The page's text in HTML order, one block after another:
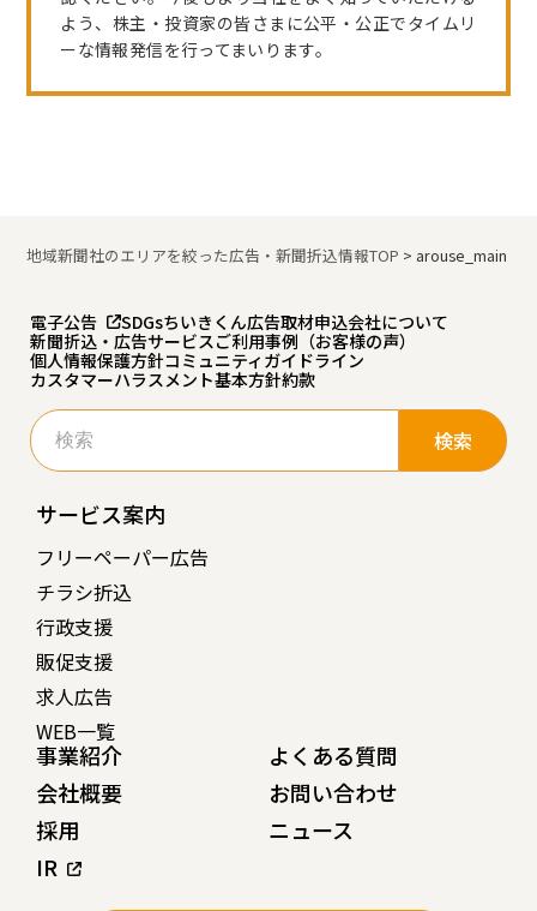
よう、株主・投資家の皆さまに公平・公正でタイムリ
ーな情報発信を行ってまいります。
地域新聞社のエリアを絞った広告・新聞折込情報TOP > arouse_main
電子公告 SDGsちいきくん広告取材申込会社について
新聞折込・広告サービスご利用事例（お客様の声）
個人情報保護方針コミュニティガイドライン
カスタマーハラスメント基本方針約款
検
索:
サービス案内
フリーペーパー広告
チラシ折込
行政支援
販促支援
求人広告
WEB一覧
事業紹介
会社概要
採用
IR
よくある質問
お問い合わせ
ニュース